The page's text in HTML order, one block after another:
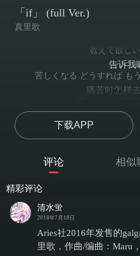
「if」 (full Ver.)
真里歌
教えて欲し
告诉我
苦しくなる どうすれば も
痛苦时怎样
望着没啥
指先でページを
神的指尖
把我困在遥
言葉にも
也无法用
下载APP
评论 相似
精彩评论
清水蛍
2018年7月18日
Aries社2016年发售的
里歌，作曲/编曲：Maru